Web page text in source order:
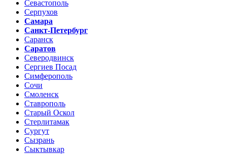
Севастополь
Серпухов
Самара
Санкт-Петербург
Саранск
Саратов
Северодвинск
Сергиев Посад
Симферополь
Сочи
Смоленск
Ставрополь
Старый Оскол
Стерлитамак
Сургут
Сызрань
Сыктывкар